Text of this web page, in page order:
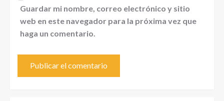
Guardar mi nombre, correo electrónico y sitio
web en este navegador para la próxima vez que
haga un comentario.